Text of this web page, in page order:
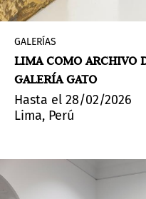
GALERÍAS
LIMA COMO ARCHIVO
GALERÍA GATO
Hasta el 28/02/2026
Lima, Perú